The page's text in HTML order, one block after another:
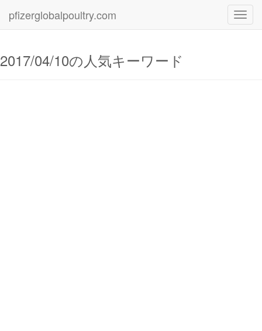
pfizerglobalpoultry.com
2017/04/10の人気キーワード